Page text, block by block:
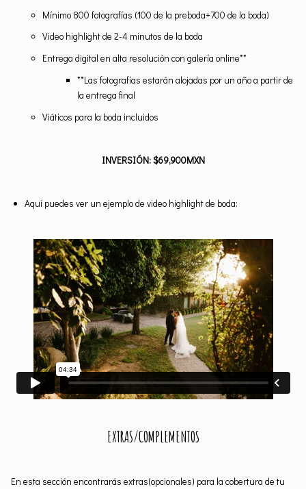
Mínimo 800 fotografías (100 de la preboda+700 de la boda)
Video highlight de 2-4 minutos de la boda
Entrega digital en alta resolución con galería online**
**Las fotografías estarán alojadas por un año a partir de
la entrega final
Viáticos para la boda incluidos
INVERSIÓN: $69,900MXN
Aquí puedes ver un ejemplo de video highlight de boda:
EXTRAS/COMPLEMENTOS
En esta sección encontrarás extras(opcionales) para la cobertura de tu